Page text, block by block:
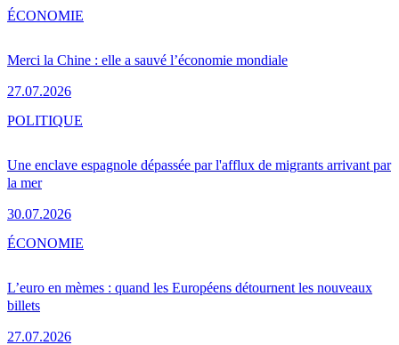
Merci la Chine : elle a sauvé l’économie mondiale
27.07.2026
ÉCONOMIE
Une enclave espagnole dépassée par l'afflux de migrants arrivant par
la mer
30.07.2026
POLITIQUE
L’euro en mèmes : quand les Européens détournent les nouveaux
billets
27.07.2026
ÉCONOMIE